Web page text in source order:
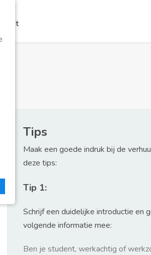
Tips
Maak een goede indruk bij de
deze tips:
Tip 1:
Schrijf een duidelijke introductie en
volgende informatie mee:
Ben je student, werkachtig of